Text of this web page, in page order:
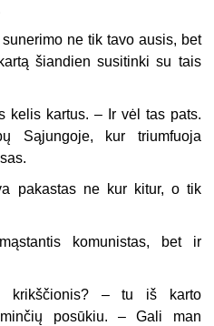
ne tik tavo ausis, bet
šiandien susitinki su tais
kelis kartus. – Ir vėl tas pats.
Sąjungoje, kur triumfuoja
pakastas ne kur kitur, o tik
komunistas, bet ir
krikščionis? – tu iš karto
posūkiu. – Gali man